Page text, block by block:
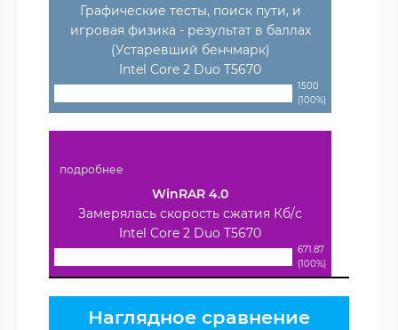
Графические тесты, поиск пути, и
игровая физика - результат в баллах
(Устаревший бенчмарк)
Intel Core 2 Duo T5670
1500
(100%)
подробнее
WinRAR 4.0
Замерялась скорость сжатия Кб/с
Intel Core 2 Duo T5670
671.87
(100%)
Наглядное сравнение